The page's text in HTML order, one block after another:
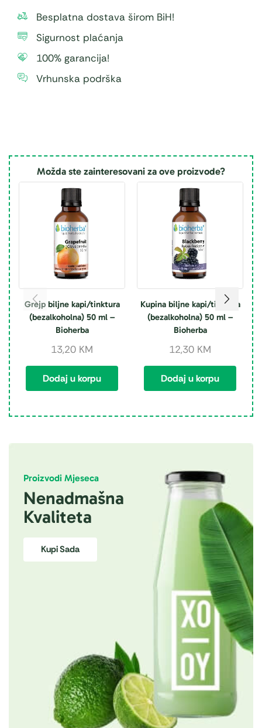
Besplatna dostava širom BiH!
Sigurnost plaćanja
100% garancija!
Vrhunska podrška
Možda ste zainteresovani za ove proizvode?
Grejp biljne kapi/tinktura
(bezalkoholna) 50 ml –
Bioherba
13,20 KM
Dodaj u korpu
Kupina biljne kapi/tinktura
(bezalkoholna) 50 ml –
Bioherba
12,30 KM
Dodaj u korpu
Proizvodi Mjeseca
Nenadmašna
Kvaliteta
Kupi Sada